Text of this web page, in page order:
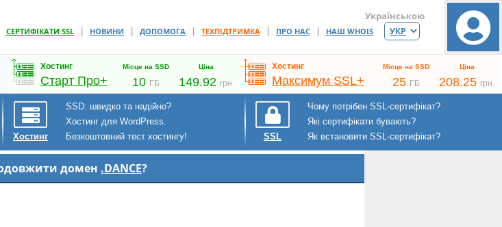
СЕРТИФІКАТИ SSL | НОВИНИ | ДОПОМОГА | ТЕХПІДТРИМКА | ПРО НАС | НАШ WHOIS
Українською
Хостинг
Старт Про+
Місце на SSD Ціна
10 ГБ 149.92 грн.
Хостинг
Максимум SSL+
Місце на SSD Ціна
25 ГБ 208.25 грн.
Хостинг
SSD: швидко та надійно?
Хостинг для WordPress.
Безкоштовний тест хостингу!
SSL
Чому потрібен SSL-сертифікат?
Які сертифікати бувають?
Як встановити SSL-сертифікат?
домен .DANCE?